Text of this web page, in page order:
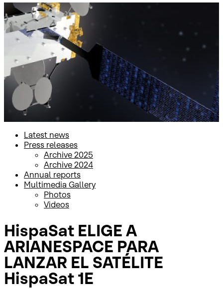
Inicio Press Room
Press releases
Latest news
Press releases
Archive 2025
Archive 2024
Annual reports
Multimedia Gallery
Photos
Videos
HispaSat ELIGE A
ARIANESPACE PARA
LANZAR EL SATÉLITE
HispaSat 1E